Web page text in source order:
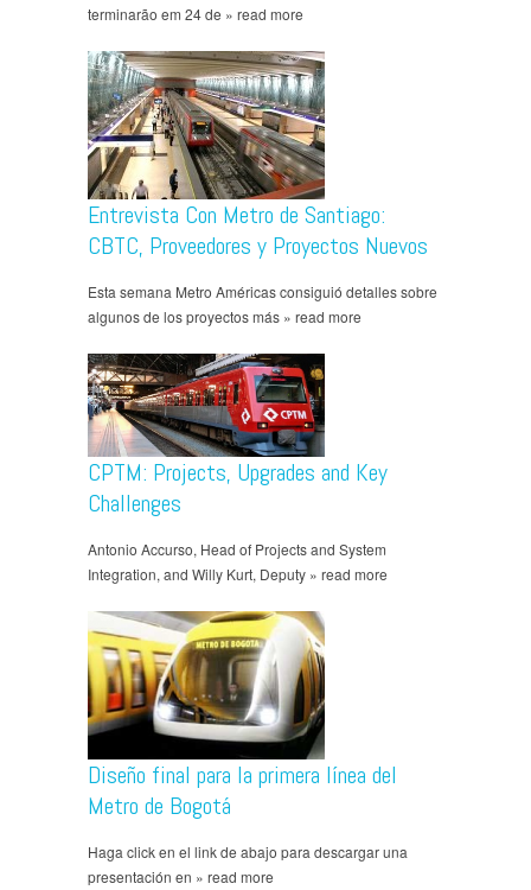
terminarão em 24 de » read more
Entrevista Con Metro de Santiago:
CBTC, Proveedores y Proyectos Nuevos
Esta semana Metro Américas consiguió detalles sobre
algunos de los proyectos más » read more
CPTM: Projects, Upgrades and Key
Challenges
Antonio Accurso, Head of Projects and System
Integration, and Willy Kurt, Deputy » read more
Diseño final para la primera línea del
Metro de Bogotá
Haga click en el link de abajo para descargar una
presentación en » read more